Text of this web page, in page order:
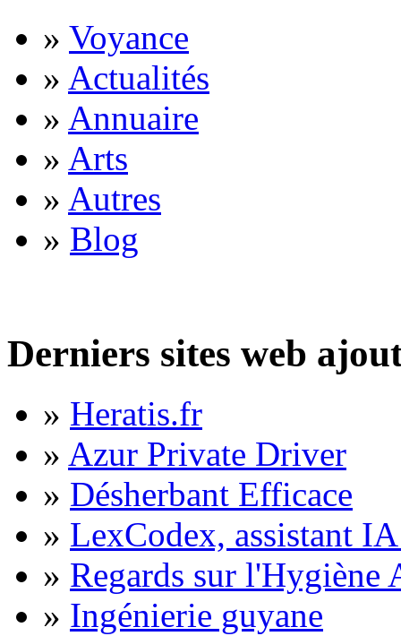
» Voyance
» Actualités
» Annuaire
» Arts
» Autres
» Blog
Derniers sites web
» Heratis.fr
» Azur Private Driver
» Désherbant Efficace
» LexCodex, assistant
» Regards sur l'Hygiène
» Ingénierie guyane